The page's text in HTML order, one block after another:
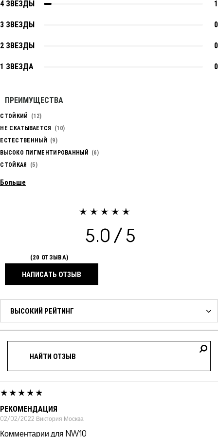
4 ЗВЕЗДЫ 1
3 ЗВЕЗДЫ 0
2 ЗВЕЗДЫ 0
1 ЗВЕЗДА 0
ПРЕИМУЩЕСТВА
СТОЙКИЙ
12
НЕ СКАТЫВАЕТСЯ
10
ЕСТЕСТВЕННЫЙ
9
ВЫСОКО ПИГМЕНТИРОВАННЫЙ
6
СТОЙКАЯ
5
Больше
5.0
20 ОТЗЫВА
НАПИСАТЬ ОТЗЫВ
РЕКОМЕНДАЦИЯ
02/02/2022 Виктория Москва
Комментарии для NW10